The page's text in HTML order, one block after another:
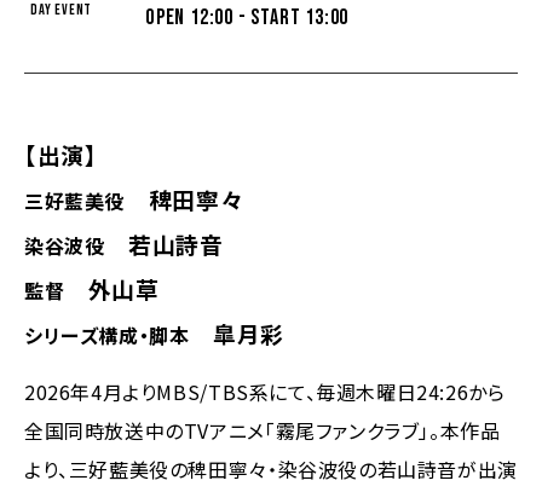
DAY EVENT
OPEN 12:00 - START 13:00
【出演】
三好藍美役 稗田寧々
染谷波役 若山詩音
監督 外山草
シリーズ構成・脚本 皐月彩
2026年4月よりMBS/TBS系にて、毎週木曜日24:26から
全国同時放送中のTVアニメ「霧尾ファンクラブ」。本作品
より、三好藍美役の稗田寧々・染谷波役の若山詩音が出演